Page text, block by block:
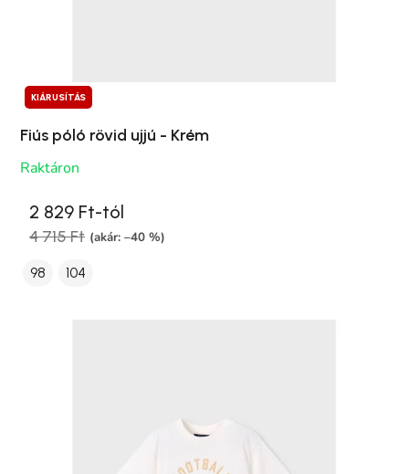
KIÁRUSÍTÁS
Fiús póló rövid ujjú - Krém
Raktáron
2 829 Ft-tól
4 715 Ft (akár: –40 %)
98 104